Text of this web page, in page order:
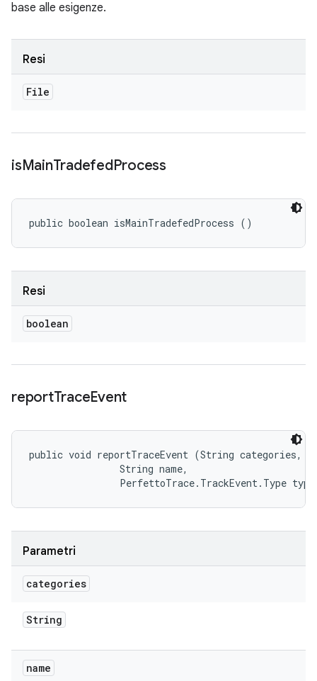
base alle esigenze.
Resi
File
isMainTradefedProcess
public boolean isMainTradefedProcess ()
Resi
boolean
reportTraceEvent
public void reportTraceEvent (String categories,
                String name,
PerfettoTrace.TrackEvent.Type
Parametri
categories
String
name